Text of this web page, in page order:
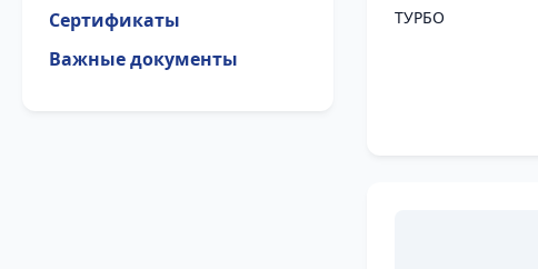
Сертификаты
Важные документы
ТУРБО